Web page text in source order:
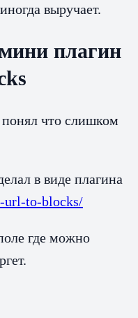
выручает.
плагин
что слишком
в виде плагина
url-to-blocks/
где можно